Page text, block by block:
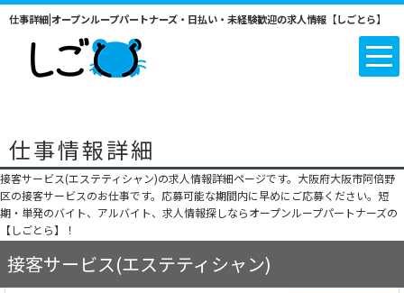
仕事詳細|オープンループパートナーズ・日払い・未経験歓迎の求人情報【しごとら】
仕事情報詳細
接客サービス(エステティシャン)の求人情報詳細ページです。大阪府大阪市阿倍野
区の接客サービスのお仕事です。応募可能な期間内に早めにご応募ください。短
期・単発のバイト、アルバイト、求人情報探しならオープンループパートナーズの
【しごとら】！
接客サービス(エステティシャン)